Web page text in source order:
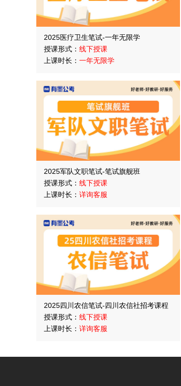
2025医疗卫生笔试-一年无限学
授课形式： 线下授课
上课时长： 一年无限学
2025军队文职笔试-笔试旗舰班
授课形式： 线下授课
上课时长： 详询客服
2025四川农信笔试-四川农信社招考课程
授课形式： 线下授课
上课时长： 详询客服